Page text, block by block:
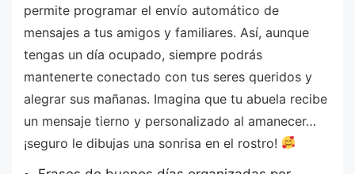
permite programar el envío automático de
mensajes a tus amigos y familiares. Así, aunque
tengas un día ocupado, siempre podrás
mantenerte conectado con tus seres queridos y
alegrar sus mañanas. Imagina que tu abuela recibe
un mensaje tierno y personalizado al amanecer…
¡seguro le dibujas una sonrisa en el rostro!